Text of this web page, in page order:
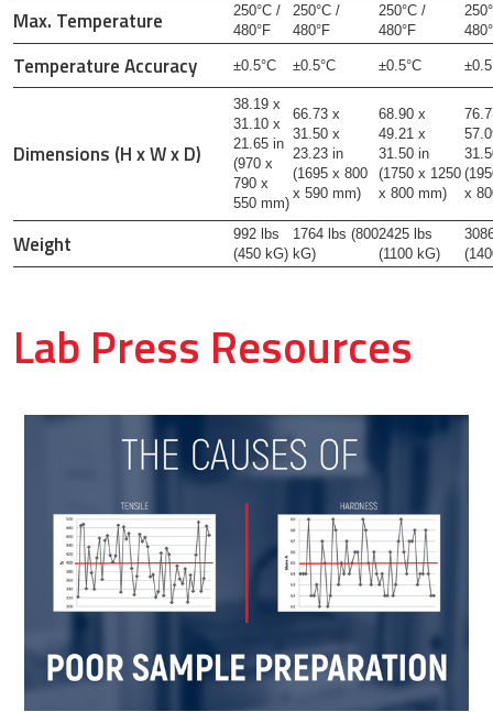
Max. Temperature
250°C /
480°F
250°C /
480°F
250°C /
480°F
Temperature Accuracy ±0.5°C ±0.5°C ±0.5°C
Dimensions (H x W x D)
38.19 x
31.10 x
21.65 in
(970 x
790 x
550 mm)
66.73 x
31.50 x
23.23 in
(1695 x 800
x 590 mm)
68.90 x
49.21 x
31.50 in
(1750 x 1250
x 800 mm)
x
Weight
992 lbs
(450 kG)
1764 lbs (800
kG)
2425 lbs
(1100 kG)
Lab Press Resources